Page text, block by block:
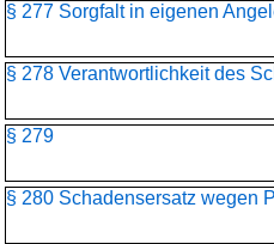
§ 277 Sorgfalt in eigenen
§ 278 Verantwortlichkeit des
§ 279
§ 280 Schadensersatz wegen